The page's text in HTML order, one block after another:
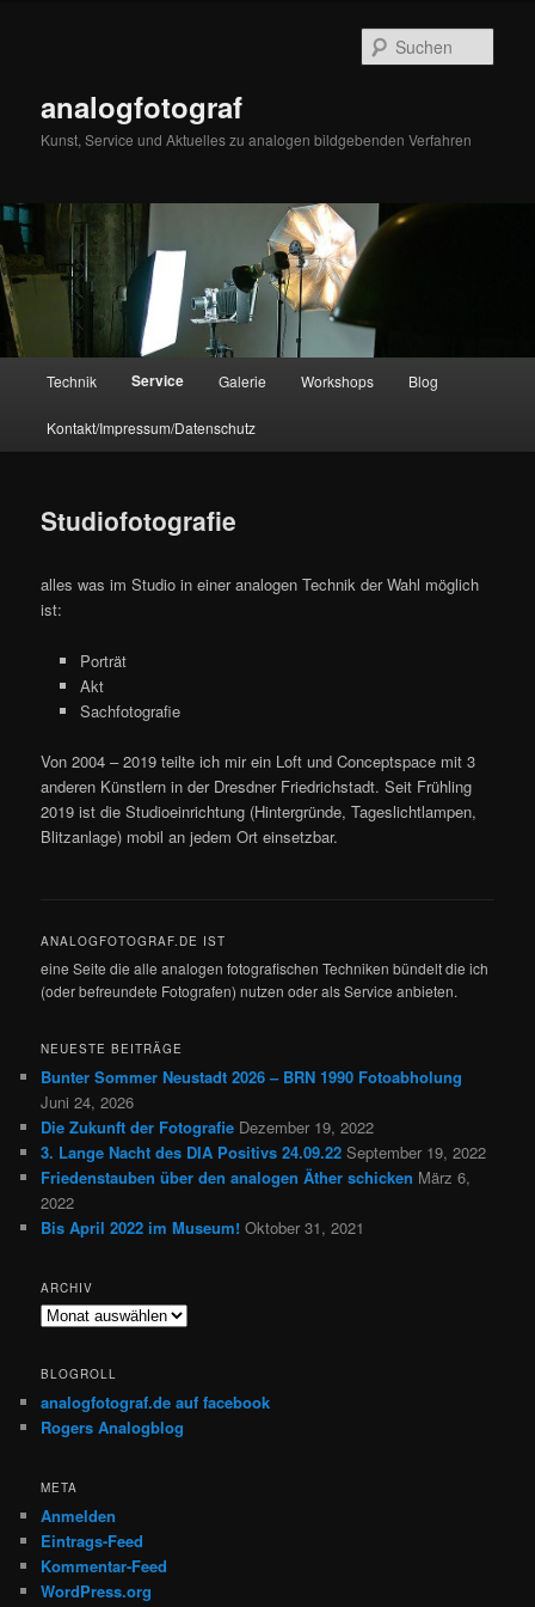
analogfotograf
Kunst, Service und Aktuelles zu analogen bildgebenden Verfahren
Technik Service Galerie Workshops Blog
Kontakt/Impressum/Datenschutz
Studiofotografie
alles was im Studio in einer analogen Technik der Wahl möglich
ist:
Porträt
Akt
Sachfotografie
Von 2004 – 2019 teilte ich mir ein Loft und Conceptspace mit 3
anderen Künstlern in der Dresdner Friedrichstadt. Seit Frühling
2019 ist die Studioeinrichtung (Hintergründe, Tageslichtlampen,
Blitzanlage) mobil an jedem Ort einsetzbar.
ANALOGFOTOGRAF.DE IST
eine Seite die alle analogen fotografischen Techniken bündelt die ich
(oder befreundete Fotografen) nutzen oder als Service anbieten.
NEUESTE BEITRÄGE
Bunter Sommer Neustadt 2026 – BRN 1990 Fotoabholung
Juni 24, 2026
Die Zukunft der Fotografie Dezember 19, 2022
3. Lange Nacht des DIA Positivs 24.09.22 September 19, 2022
Friedenstauben über den analogen Äther schicken März 6,
2022
Bis April 2022 im Museum! Oktober 31, 2021
ARCHIV
Archiv
BLOGROLL
analogfotograf.de auf facebook
Rogers Analogblog
META
Anmelden
Eintrags-Feed
Kommentar-Feed
WordPress.org